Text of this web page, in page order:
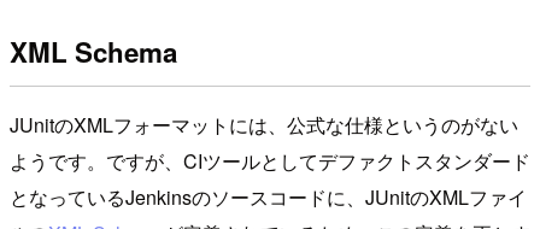
XML Schema
JUnitのXMLフォーマットには、公式な仕様というのがない
ようです。ですが、CIツールとしてデファクトスタンダード
となっているJenkinsのソースコードに、JUnitのXMLファイ